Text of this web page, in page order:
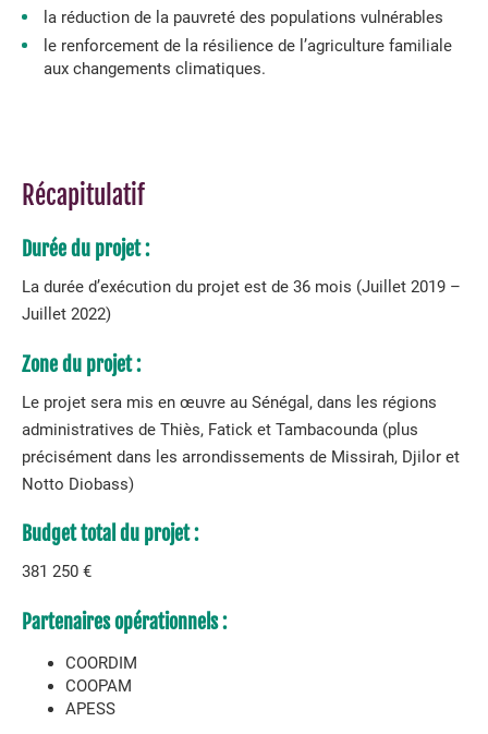
la réduction de la pauvreté des populations vulnérables
le renforcement de la résilience de l’agriculture familiale
aux changements climatiques.
Récapitulatif
Durée du projet :
La durée d’exécution du projet est de 36 mois (Juillet 2019 –
Juillet 2022)
Zone du projet :
Le projet sera mis en œuvre au Sénégal, dans les régions
administratives de Thiès, Fatick et Tambacounda (plus
précisément dans les arrondissements de Missirah, Djilor et
Notto Diobass)
Budget total du projet :
381 250 €
Partenaires opérationnels :
COORDIM
COOPAM
APESS